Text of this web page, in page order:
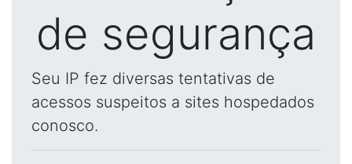
de segurança
Seu IP fez diversas tentativas de
acessos suspeitos a sites hospedados
conosco.